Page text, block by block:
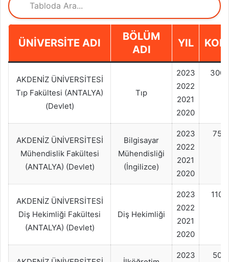
ÜNIVERSITE ADI
BÖLÜM
ADI
YIL
AKDENİZ ÜNİVERSİTESİ
Tıp Fakültesi (ANTALYA)
(Devlet)
Tıp
2023
2022
2021
2020
AKDENİZ ÜNİVERSİTESİ
Mühendislik Fakültesi
(ANTALYA) (Devlet)
Bilgisayar
Mühendisliği
(İngilizce)
2023
2022
2021
2020
AKDENİZ ÜNİVERSİTESİ
Diş Hekimliği Fakültesi
(ANTALYA) (Devlet)
Diş Hekimliği
2023
2022
2021
2020
2023